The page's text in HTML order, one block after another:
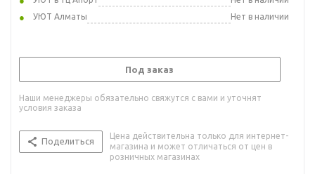
УЮТ Алматы
Нет в наличии
Под заказ
Наши менеджеры обязательно свяжутся с вами и уточнят
условия заказа
Поделиться
Цена действительна только для интернет-
магазина и может отличаться от цен в
розничных магазинах